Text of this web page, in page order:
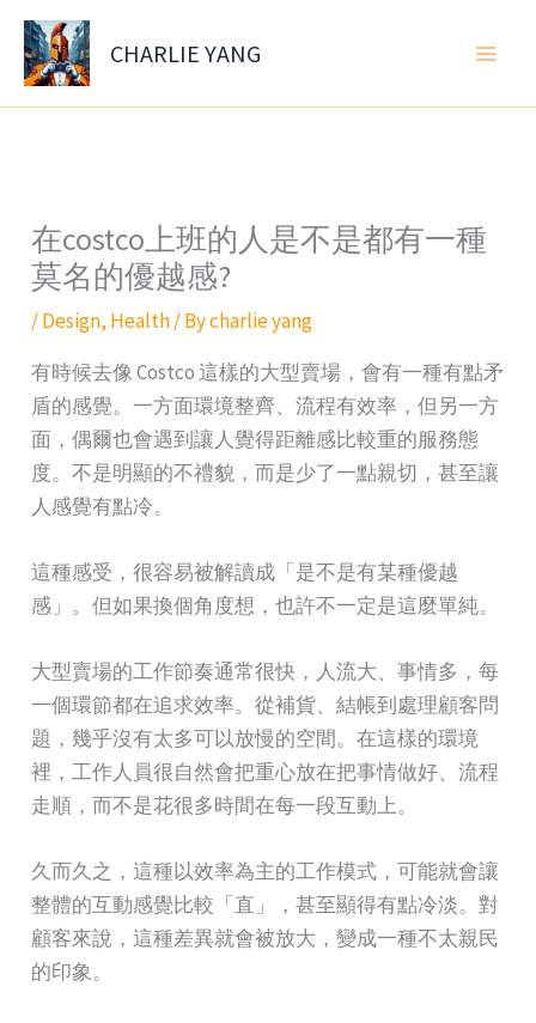
Skip
content
CHARLIE YANG
在costco上班的人是不是都有一種
莫名的優越感?
/Design, Health/ Bycharlie yang
有時候去像 Costco 這樣的大型賣場，會有一種有點矛
盾的感覺。一方面環境整齊、流程有效率，但另一方
面，偶爾也會遇到讓人覺得距離感比較重的服務態
度。不是明顯的不禮貌，而是少了一點親切，甚至讓
人感覺有點冷。
這種感受，很容易被解讀成「是不是有某種優越
感」。但如果換個角度想，也許不一定是這麼單純。
大型賣場的工作節奏通常很快，人流大、事情多，每
一個環節都在追求效率。從補貨、結帳到處理顧客問
題，幾乎沒有太多可以放慢的空間。在這樣的環境
裡，工作人員很自然會把重心放在把事情做好、流程
走順，而不是花很多時間在每一段互動上。
久而久之，這種以效率為主的工作模式，可能就會讓
整體的互動感覺比較「直」，甚至顯得有點冷淡。對
顧客來說，這種差異就會被放大，變成一種不太親民
的印象。